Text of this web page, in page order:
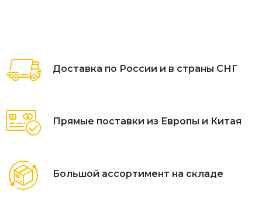
и оксидов. В отличие от кварцевых или акриловых
аналогов, в составе спечённого камня нет смол, клеевых
связующих. Благодаря этому он полностью безопасен,
экологичен и устойчив к любым внешним воздействиям.
каждый день:
Доставка по России и в страны СНГ
Прямые поставки из Европы и Китая
Большой ассортимент на складе